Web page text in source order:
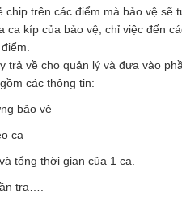
chip trên các điểm mà bảo vệ
ca kíp của bảo vệ, chỉ việc đến
trả về cho quản lý và đưa vào
các thông tin:
bảo vệ
ca
tổng thời gian của 1 ca.
tra….